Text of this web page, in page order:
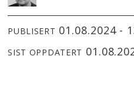
PUBLISERT 01.08.2024 -
SIST OPPDATERT